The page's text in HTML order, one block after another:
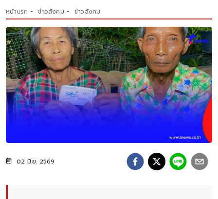
หน้าแรก ข่าวสังคม ข่าวสังคม
02 มิ.ย. 2569